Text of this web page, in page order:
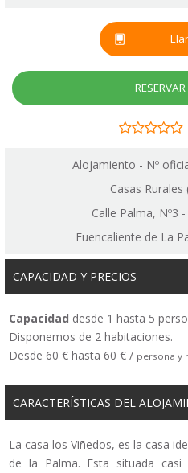
Alojamiento - Nº
Casas
Calle Palma, Nº3
Fuencaliente de La
CAPACIDAD Y PRECIOS
Capacidad desde 1 hasta 5
Disponemos de 2 habitaciones.
Desde 60 € hasta 60 € / persona y
CARACTERÍSTICAS DEL
La casa los Viñedos, es la casa
de la Palma. Esta situada